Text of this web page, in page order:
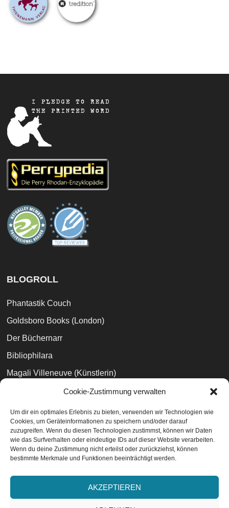
Cookie-Zustimmung verwalten
Um dir ein optimales Erlebnis zu bieten, verwenden wir Technologien wie
Cookies, um Geräteinformationen zu speichern und/oder darauf
zuzugreifen. Wenn du diesen Technologien zustimmst, können wir Daten
wie das Surfverhalten oder eindeutige IDs auf dieser Website verarbeiten.
Wenn du deine Zustimmung nicht erteilst oder zurückziehst, können
bestimmte Merkmale und Funktionen beeinträchtigt werden.
AKZEPTIEREN
BLOGROLL
Phantastik Couch
Goldsboro Books (London)
Der Büchernarr
Bibliophilara
Magali Villeneuve (Künstlerin)
Joe Abercrombie
Zeilenauslese
EU-Cookie-Richtlinie